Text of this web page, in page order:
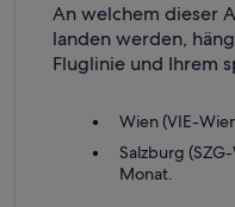
An welchem dieser
landen werden,
Fluglinie und Ihrem
Wien (VIE-
Salzburg
Monat.